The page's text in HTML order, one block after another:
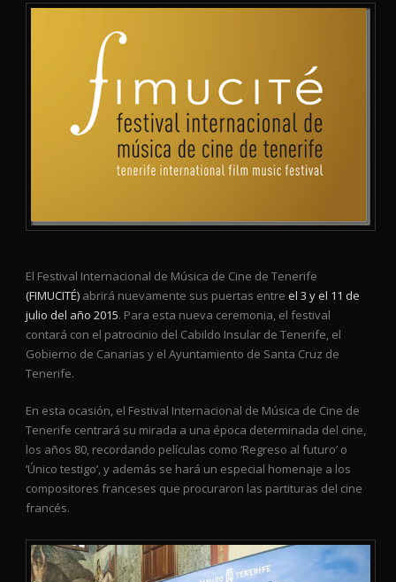
El Festival Internacional de Música de Cine de Tenerife
(FIMUCITÉ) abrirá nuevamente sus puertas entre el 3 y el 11 de
julio del año 2015. Para esta nueva ceremonia, el festival
contará con el patrocinio del Cabildo Insular de Tenerife, el
Gobierno de Canarias y el Ayuntamiento de Santa Cruz de
Tenerife.
En esta ocasión, el Festival Internacional de Música de Cine de
Tenerife centrará su mirada a una época determinada del cine,
los años 80, recordando películas como ‘Regreso al futuro’ o
‘Único testigo’, y además se hará un especial homenaje a los
compositores franceses que procuraron las partituras del cine
francés.